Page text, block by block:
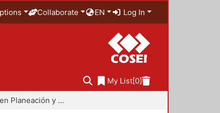
Collaborate EN Log In
My List[0]
Maestría en Planeación y Políticas Metropolitanas